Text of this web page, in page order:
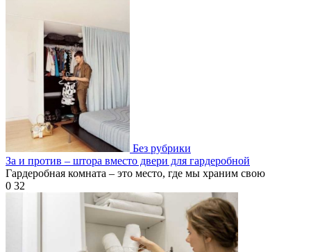
Без рубрики
За и против – штора вместо двери для гардеробной
Гардеробная комната – это место, где мы храним свою
0 32